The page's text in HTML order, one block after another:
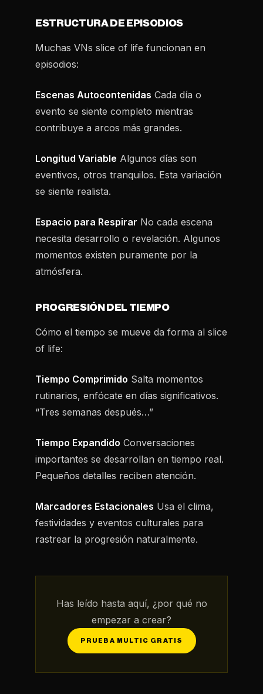
ESTRUCTURA DE EPISODIOS
Muchas VNs slice of life funcionan en
episodios:
Escenas Autocontenidas Cada día o
evento se siente completo mientras
contribuye a arcos más grandes.
Longitud Variable Algunos días son
eventivos, otros tranquilos. Esta variación
se siente realista.
Espacio para Respirar No cada escena
necesita desarrollo o revelación. Algunos
momentos existen puramente por la
atmósfera.
PROGRESIÓN DEL TIEMPO
Cómo el tiempo se mueve da forma al slice
of life:
Tiempo Comprimido Salta momentos
rutinarios, enfócate en días significativos.
“Tres semanas después…”
Tiempo Expandido Conversaciones
importantes se desarrollan en tiempo real.
Pequeños detalles reciben atención.
Marcadores Estacionales Usa el clima,
festividades y eventos culturales para
rastrear la progresión naturalmente.
Has leído hasta aquí, ¿por qué no
empezar a crear?
PRUEBA MULTIC GRATIS